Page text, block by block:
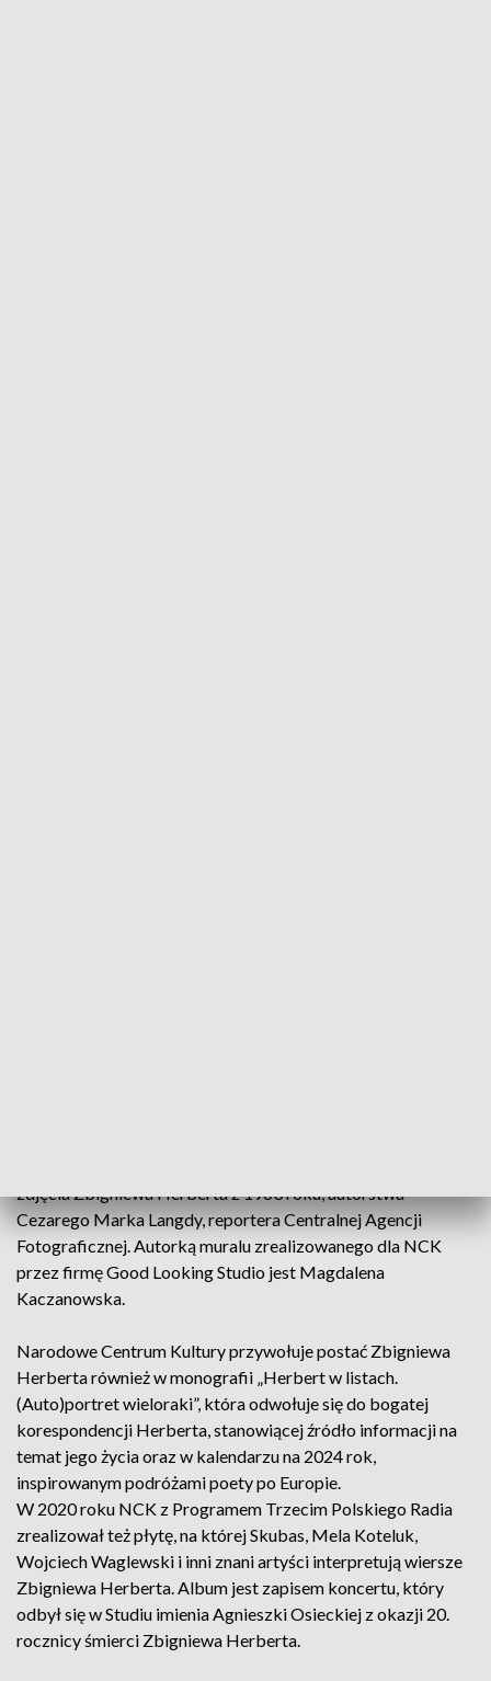
zdjęcia Zbigniewa Herberta z 1963 roku, autorstwa
Cezarego Marka Langdy, reportera Centralnej Agencji
Fotograficznej. Autorką muralu zrealizowanego dla NCK
przez firmę Good Looking Studio jest Magdalena
Kaczanowska.
Narodowe Centrum Kultury przywołuje postać Zbigniewa
Herberta również w monografii „Herbert w listach.
(Auto)portret wieloraki”, która odwołuje się do bogatej
korespondencji Herberta, stanowiącej źródło informacji na
temat jego życia oraz w kalendarzu na 2024 rok,
inspirowanym podróżami poety po Europie.
W 2020 roku NCK z Programem Trzecim Polskiego Radia
zrealizował też płytę, na której Skubas, Mela Koteluk,
Wojciech Waglewski i inni znani artyści interpretują wiersze
Zbigniewa Herberta. Album jest zapisem koncertu, który
odbył się w Studiu imienia Agnieszki Osieckiej z okazji 20.
rocznicy śmierci Zbigniewa Herberta.